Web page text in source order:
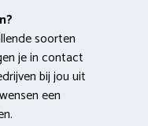
soorten
je in contact
bij jou uit
een